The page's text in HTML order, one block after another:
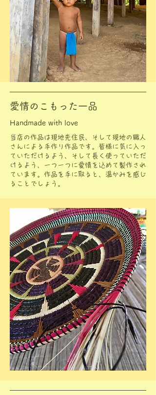
先住民からの贈り物
愛情のこもった一品
Handmade with love
当店の作品は現地先住民、そして現地の職人
さんによる手作り作品です。皆様に気に入っ
ていただけるよう、そして長く使っていただ
けるよう、一つ一つに愛情を込めて製作され
ています。作品を手に取ると、温かみを感じ
ることでしょう。